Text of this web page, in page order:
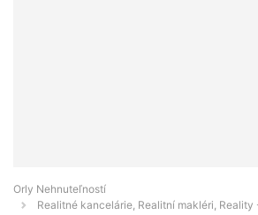
Orly Nehnuteľností
Realitné kancelárie, Realitní makléri, Reality